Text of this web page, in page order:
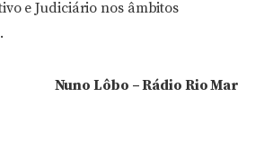
e Judiciário nos âmbitos
Nuno Lôbo – Rádio Rio Mar